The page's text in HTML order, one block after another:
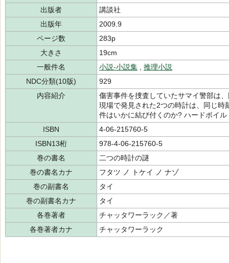
出版者
講談社
出版年
2009.9
ページ数
283p
大きさ
19cm
一般件名
小説-小説集
推理小説
NDC分類(10版)
929
内容紹介
傷害事件を捜査していたサマイ警部は
現場で発見された2つの時計は、同じ
件はいかに結び付くのか? ハードボイ
ISBN
4-06-215760-5
ISBN13桁
978-4-06-215760-5
巻の書名
二つの時計の謎
巻の書名カナ
フタツ ノ トケイ ノ ナゾ
巻の副書名
タイ
巻の副書名カナ
タイ
各巻著者
チャッタワーラック／著
各巻著者カナ
チャッタワーラック